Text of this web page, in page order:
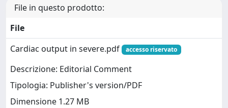
File in questo prodotto:
File
Cardiac output in severe.pdf
accesso riservato
Descrizione: Editorial Comment
Tipologia: Publisher's version/PDF
Dimensione 1.27 MB